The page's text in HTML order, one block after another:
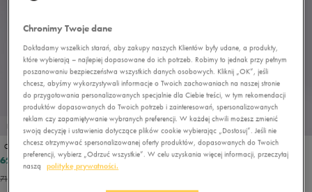
PROMO: DO -30%
CHAMPION T-SHIRT CREWNECK ECO FUTURE
69,99 zł
62,99 zł
71,99 zł
PROMO: DO -30%
CHAMPION SZORTY BERMUDA-ECO FUTURE
89,99 zł
80,99 zł
Chronimy Twoje dane
Dokładamy wszelkich starań, aby zakupy naszych Klientów były udane, a produkty,
które wybierają – najlepiej dopasowane do ich potrzeb. Robimy to jednak przy pełnym
poszanowaniu bezpieczeństwa wszystkich danych osobowych. Kliknij „OK”, jeśli
chcesz, abyśmy wykorzystywali informacje o Twoich zachowaniach na naszej stronie
do przygotowania personalizowanych specjalnie dla Ciebie treści, w tym rekomendacji
produktów dopasowanych do Twoich potrzeb i zainteresowań, spersonalizowanych
reklam czy zapamiętywanie wybranych preferencji. W każdej chwili możesz zmienić
swoją decyzję i ustawienia dotyczące plików cookie wybierając „Dostosuj”. Jeśli nie
chcesz otrzymywać spersonalizowanej oferty produktów, dopasowanych do Twoich
preferencji, wybierz „Odrzuć wszystkie”. W celu uzyskania więcej informacji, przeczytaj
naszą
politykę prywatności.